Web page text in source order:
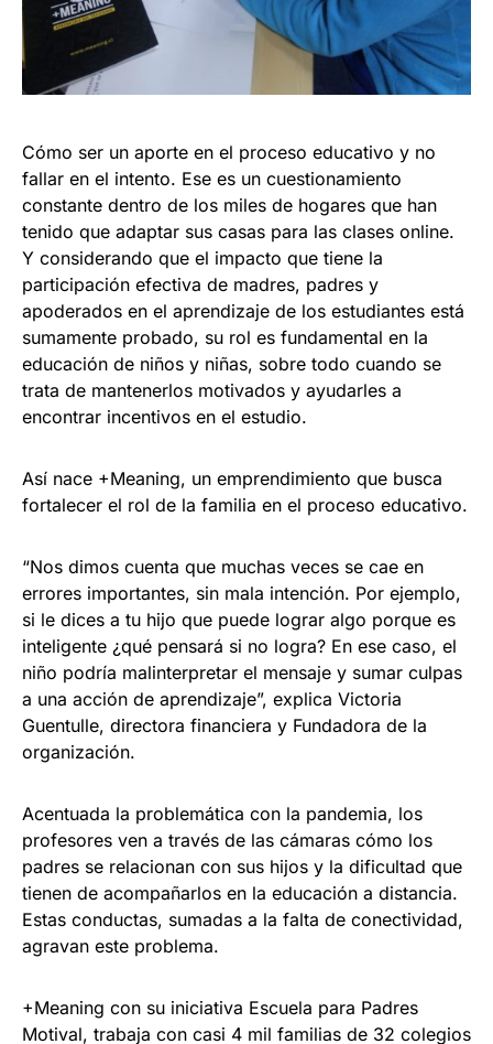
Cómo ser un aporte en el proceso educativo y no
fallar en el intento. Ese es un cuestionamiento
constante dentro de los miles de hogares que han
tenido que adaptar sus casas para las clases online.
Y considerando que el impacto que tiene la
participación efectiva de madres, padres y
apoderados en el aprendizaje de los estudiantes está
sumamente probado, su rol es fundamental en la
educación de niños y niñas, sobre todo cuando se
trata de mantenerlos motivados y ayudarles a
encontrar incentivos en el estudio.
Así nace +Meaning, un emprendimiento que busca
fortalecer el rol de la familia en el proceso educativo.
“Nos dimos cuenta que muchas veces se cae en
errores importantes, sin mala intención. Por ejemplo,
si le dices a tu hijo que puede lograr algo porque es
inteligente ¿qué pensará si no logra? En ese caso, el
niño podría malinterpretar el mensaje y sumar culpas
a una acción de aprendizaje”, explica Victoria
Guentulle, directora financiera y Fundadora de la
organización.
Acentuada la problemática con la pandemia, los
profesores ven a través de las cámaras cómo los
padres se relacionan con sus hijos y la dificultad que
tienen de acompañarlos en la educación a distancia.
Estas conductas, sumadas a la falta de conectividad,
agravan este problema.
+Meaning con su iniciativa Escuela para Padres
Motival, trabaja con casi 4 mil familias de 32 colegios